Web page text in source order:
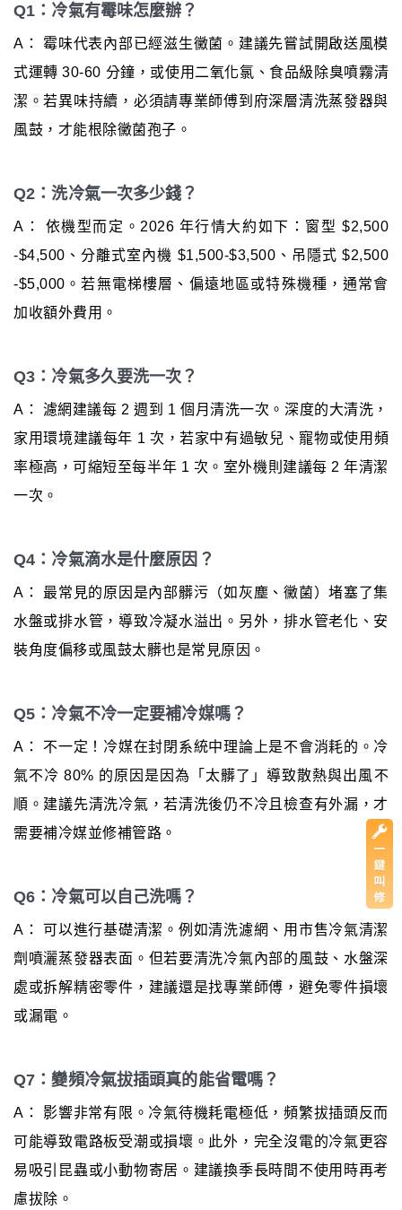
Q1：冷氣有霉味怎麼辦？
A： 霉味代表內部已經滋生黴菌。建議先嘗試開啟送風模
式運轉 30-60 分鐘，或使用二氧化氯、食品級除臭噴霧清
潔。若異味持續，必須請專業師傅到府深層清洗蒸發器與
風鼓，才能根除黴菌孢子。
Q2：洗冷氣一次多少錢？
A： 依機型而定。2026 年行情大約如下：窗型 $2,500
-$4,500、分離式室內機 $1,500-$3,500、吊隱式 $2,500
-$5,000。若無電梯樓層、偏遠地區或特殊機種，通常會
加收額外費用。
Q3：冷氣多久要洗一次？
A： 濾網建議每 2 週到 1 個月清洗一次。深度的大清洗，
家用環境建議每年 1 次，若家中有過敏兒、寵物或使用頻
率極高，可縮短至每半年 1 次。室外機則建議每 2 年清潔
一次。
Q4：冷氣滴水是什麼原因？
A： 最常見的原因是內部髒污（如灰塵、黴菌）堵塞了集
水盤或排水管，導致冷凝水溢出。另外，排水管老化、安
裝角度偏移或風鼓太髒也是常見原因。
Q5：冷氣不冷一定要補冷媒嗎？
A： 不一定！冷媒在封閉系統中理論上是不會消耗的。冷
氣不冷 80% 的原因是因為「太髒了」導致散熱與出風不
順。建議先清洗冷氣，若清洗後仍不冷且檢查有外漏，才
需要補冷媒並修補管路。
Q6：冷氣可以自己洗嗎？
A： 可以進行基礎清潔。例如清洗濾網、用市售冷氣清潔
劑噴灑蒸發器表面。但若要清洗冷氣內部的風鼓、水盤深
處或拆解精密零件，建議還是找專業師傅，避免零件損壞
或漏電。
Q7：變頻冷氣拔插頭真的能省電嗎？
A： 影響非常有限。冷氣待機耗電極低，頻繁拔插頭反而
可能導致電路板受潮或損壞。此外，完全沒電的冷氣更容
易吸引昆蟲或小動物寄居。建議換季長時間不使用時再考
慮拔除。